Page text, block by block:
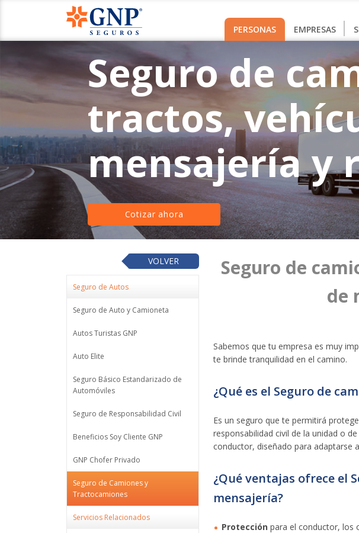
PERSONAS EMPRESAS
Seguro de
tractos,
mensajería y
Cotizar ahora
VOLVER
Seguro de Autos
Seguro de Auto y Camioneta
Autos Turistas GNP
Auto Elite
Seguro Básico Estandarizado de
Automóviles
Seguro de Responsabilidad Civil
Beneficios Soy Cliente GNP
GNP Chofer Privado
Seguro de Camiones y
Tractocamiones
Servicios Relacionados
Seguro de
de
Sabemos que tu empresa es muy
te brinde tranquilidad en el camino.
¿Qué es el Seguro de
Es un seguro que te permitirá
responsabilidad civil de la unidad o
conductor, diseñado para adaptarse
¿Qué ventajas ofrece el
mensajería?
Protección para el conductor, los